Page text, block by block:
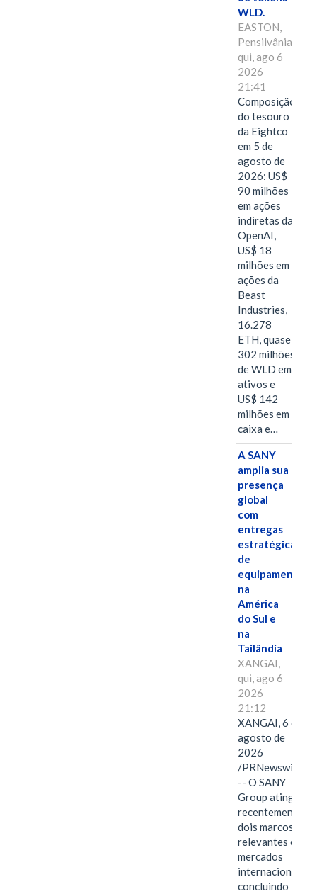
WLD.
EASTON,
Pensilvânia,
qui, ago 6
2026
21:41
Composição
do tesouro
da Eightco
em 5 de
agosto de
2026: US$
90 milhões
em ações
indiretas da
OpenAI,
US$ 18
milhões em
ações da
Beast
Industries,
16.278
ETH, quase
302 milhões
de WLD em
ativos e
US$ 142
milhões em
caixa e…
A SANY
amplia sua
presença
global
com
entregas
estratégicas
de
equipamentos
na
América
do Sul e
na
Tailândia
XANGAI,
qui, ago 6
2026
21:12
XANGAI, 6 de
agosto de
2026
/PRNewswire/
-- O SANY
Group atingiu
recentemente
dois marcos
relevantes em
mercados
internacionais,
concluindo